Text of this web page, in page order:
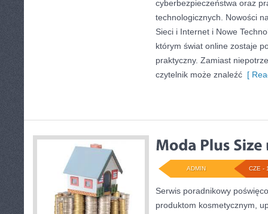
cyberbezpieczeństwa oraz
technologicznych. Nowości
Sieci i Internet i Nowe
którym świat online zostaje
praktyczny. Zamiast
czytelnik może znaleźć [
CZE -
ADMIN
Serwis poradnikowy
produktom kosmetycznym,